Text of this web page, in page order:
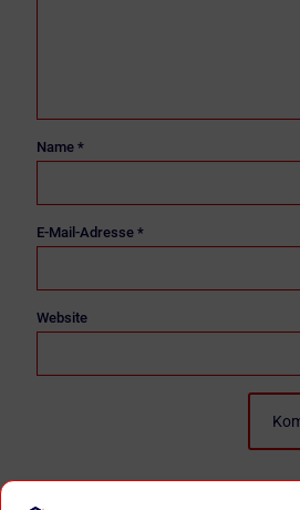
Name *
E-Mail-Adresse *
Website
Diese Website verwendet Akismet, um